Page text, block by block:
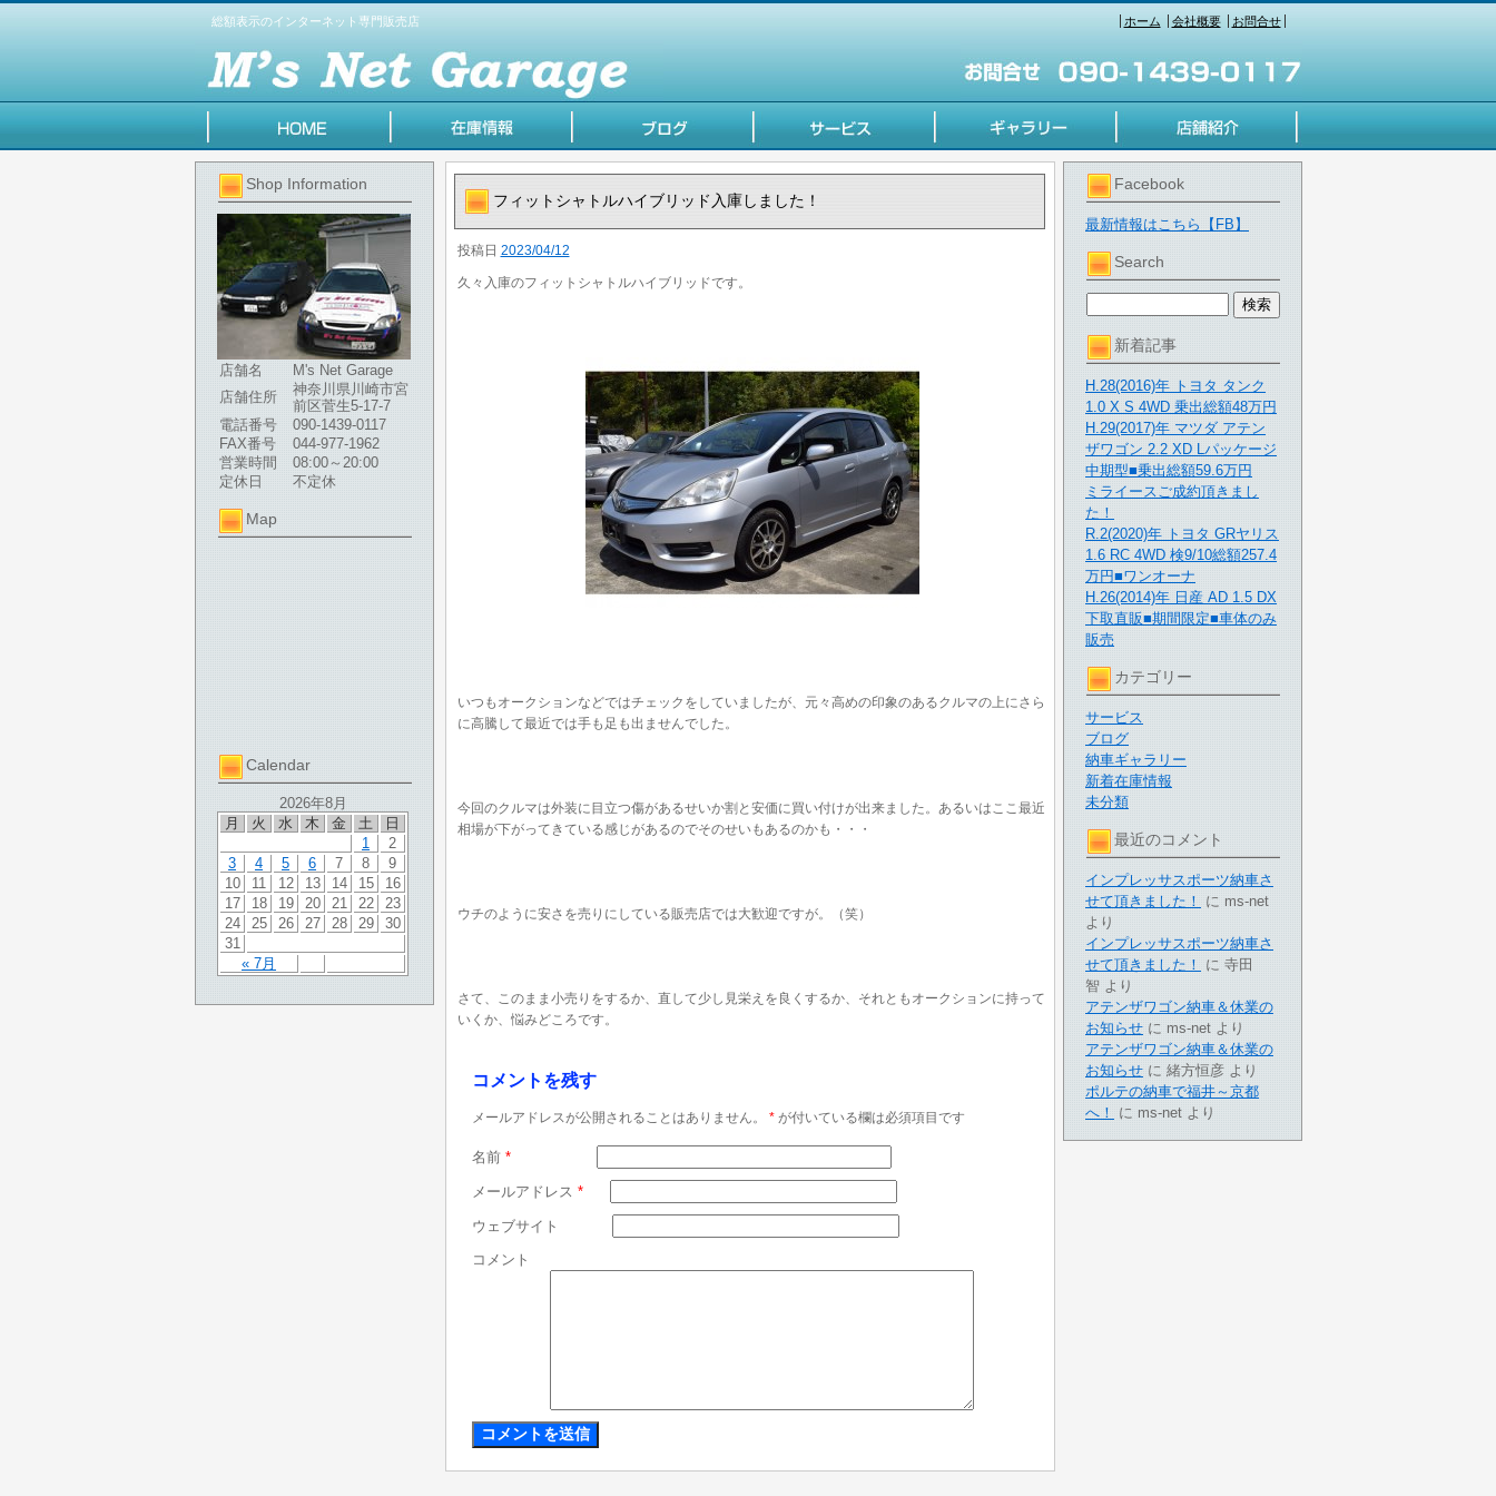
総額表示のインターネット専門販売店 ホーム 会社概要 お問合せ
Shop Information
店舗名
M's Net Garage
店舗住所
神奈川県川崎市宮
前区菅生5-17-7
電話番号
090-1439-0117
FAX番号
044-977-1962
営業時間
08:00～20:00
定休日
不定休
Map
Calendar
2026年8月
月
火 水 木 金 土 日
« 7月
1
2
3
4 5 6 7 8
9
10
11 12 13 14 15
16
17
18 19 20 21 22
23
24
25 26 27 28 29
30
31
Facebook
最新情報はこちら【FB】
Search
新着記事
H.28(2016)年 トヨタ タンク
1.0 X S 4WD 乗出総額48万円
H.29(2017)年 マツダ アテン
ザワゴン 2.2 XD Lパッケージ
中期型■乗出総額59.6万円
ミライースご成約頂きまし
た！
R.2(2020)年 トヨタ GRヤリス
1.6 RC 4WD 検9/10総額257.4
万円■ワンオーナ
H.26(2014)年 日産 AD 1.5 DX
下取直販■期間限定■車体のみ
販売
カテゴリー
サービス
ブログ
納車ギャラリー
新着在庫情報
未分類
最近のコメント
インプレッサスポーツ納車さ
せて頂きました！
に ms-net
より
インプレッサスポーツ納車さ
せて頂きました！
に 寺田
智 より
アテンザワゴン納車＆休業の
お知らせ に ms-net より
アテンザワゴン納車＆休業の
お知らせ に 緒方恒彦 より
ポルテの納車で福井～京都
へ！
に ms-net より
フィットシャトルハイブリッド入庫しました！
投稿日 2023/04/12
久々入庫のフィットシャトルハイブリッドです。
いつもオークションなどではチェックをしていましたが、元々高めの印象のあるクルマの上にさら
に高騰して最近では手も足も出ませんでした。
今回のクルマは外装に目立つ傷があるせいか割と安価に買い付けが出来ました。あるいはここ最近
相場が下がってきている感じがあるのでそのせいもあるのかも・・・
ウチのように安さを売りにしている販売店では大歓迎ですが。（笑）
さて、このまま小売りをするか、直して少し見栄えを良くするか、それともオークションに持って
いくか、悩みどころです。
コメントを残す
メールアドレスが公開されることはありません。 *が付いている欄は必須項目です
名前 *
メールアドレス *
ウェブサイト
コメント